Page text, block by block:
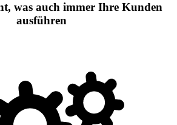
was auch immer Ihre Kunden
ausführen